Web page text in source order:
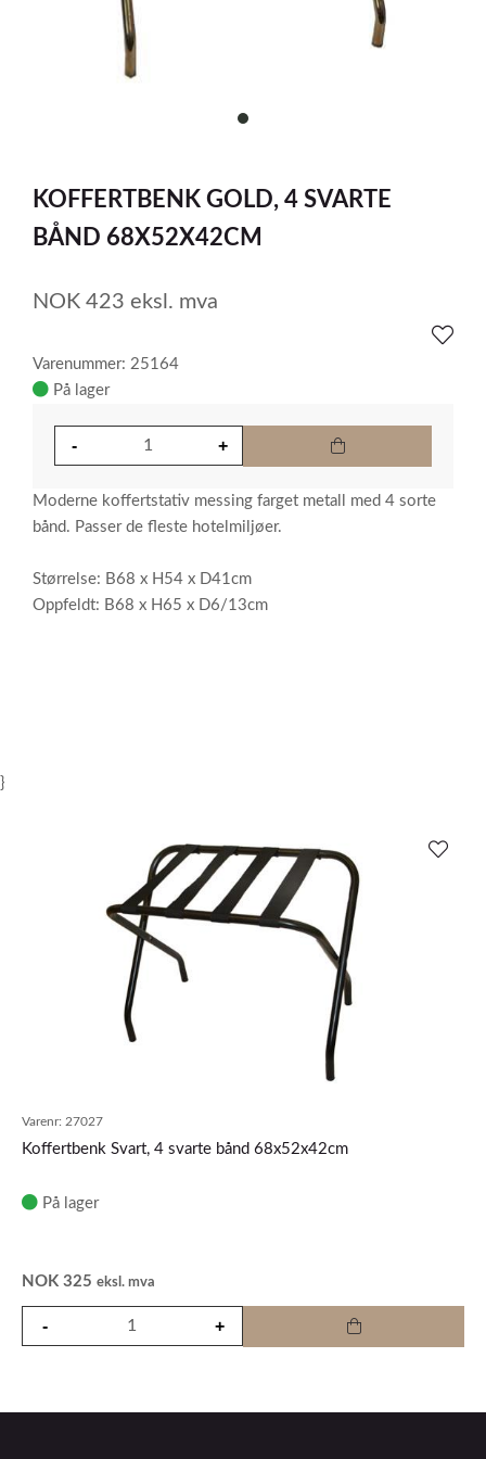
item
of
1
KOFFERTBENK GOLD, 4 SVARTE
BÅND 68X52X42CM
NOK 423 eksl. mva
Varenummer: 25164
På lager
Moderne koffertstativ messing farget metall med 4 sorte
bånd. Passer de fleste hotelmiljøer.
Størrelse: B68 x H54 x D41cm
Oppfeldt: B68 x H65 x D6/13cm
}
Varenr: 27027
Koffertbenk Svart, 4 svarte bånd 68x52x42cm
På lager
NOK 325 eksl. mva